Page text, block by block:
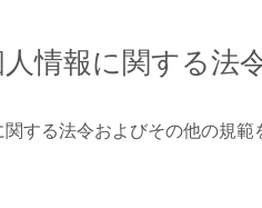
情報に関する法
する法令およびその他の規範